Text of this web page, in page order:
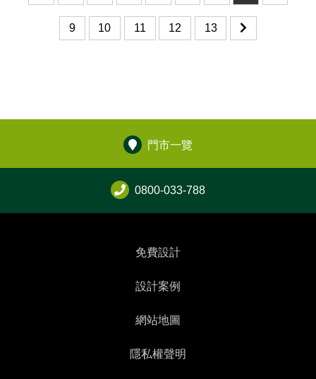
9 10 11 12 13
門市一覽
0800-033-788
免費設計
設計案例
網站地圖
隱私權聲明